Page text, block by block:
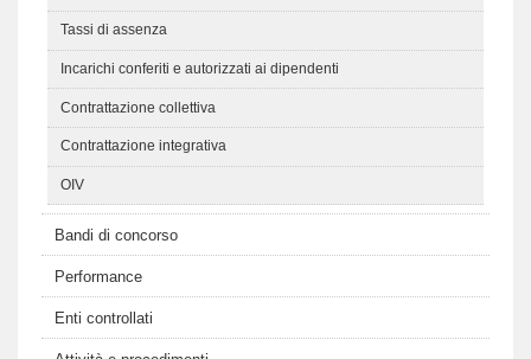
Tassi di assenza
Incarichi conferiti e autorizzati ai dipendenti
Contrattazione collettiva
Contrattazione integrativa
OIV
Bandi di concorso
Performance
Enti controllati